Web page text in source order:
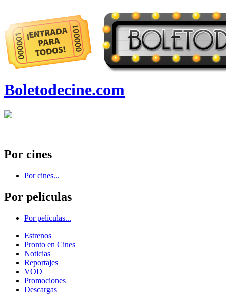
Boletodecine.com
Por cines
Por cines...
Por películas
Por películas...
Estrenos
Pronto en Cines
Noticias
Reportajes
VOD
Promociones
Descargas